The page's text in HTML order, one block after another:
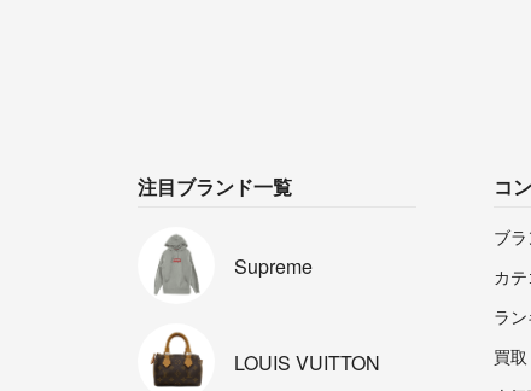
注目ブランド一覧
Supreme
LOUIS VUITTON
コ
ブ
カ
ラ
買